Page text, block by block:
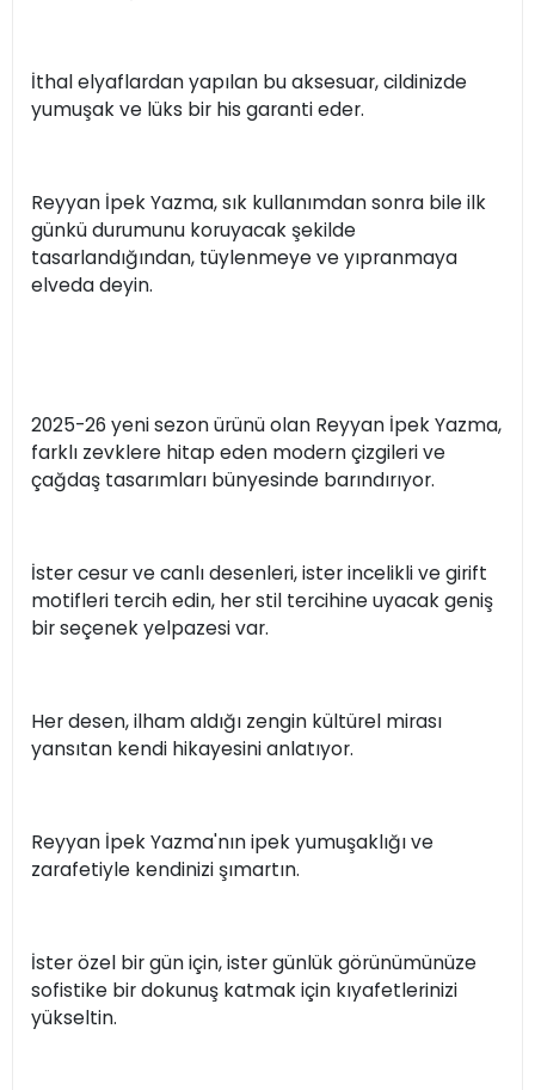
İthal elyaflardan yapılan bu aksesuar, cildinizde
yumuşak ve lüks bir his garanti eder.
Reyyan İpek Yazma, sık kullanımdan sonra bile ilk
günkü durumunu koruyacak şekilde
tasarlandığından, tüylenmeye ve yıpranmaya
elveda deyin.
2025-26 yeni sezon ürünü olan Reyyan İpek Yazma,
farklı zevklere hitap eden modern çizgileri ve
çağdaş tasarımları bünyesinde barındırıyor.
İster cesur ve canlı desenleri, ister incelikli ve girift
motifleri tercih edin, her stil tercihine uyacak geniş
bir seçenek yelpazesi var.
Her desen, ilham aldığı zengin kültürel mirası
yansıtan kendi hikayesini anlatıyor.
Reyyan İpek Yazma'nın ipek yumuşaklığı ve
zarafetiyle kendinizi şımartın.
İster özel bir gün için, ister günlük görünümünüze
sofistike bir dokunuş katmak için kıyafetlerinizi
yükseltin.